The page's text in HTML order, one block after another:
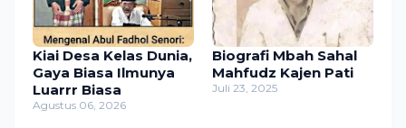
Kiai Desa Kelas Dunia,
Gaya Biasa Ilmunya
Luarrr Biasa
Agustus 06, 2026
Biografi Mbah Sahal
Mahfudz Kajen Pati
Juli 23, 2025